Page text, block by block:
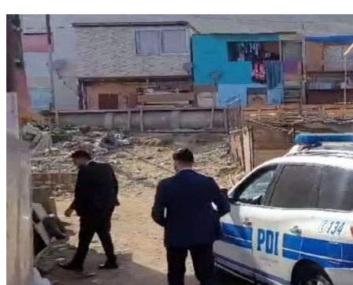
Universidad de Chile
Sustentabilidad